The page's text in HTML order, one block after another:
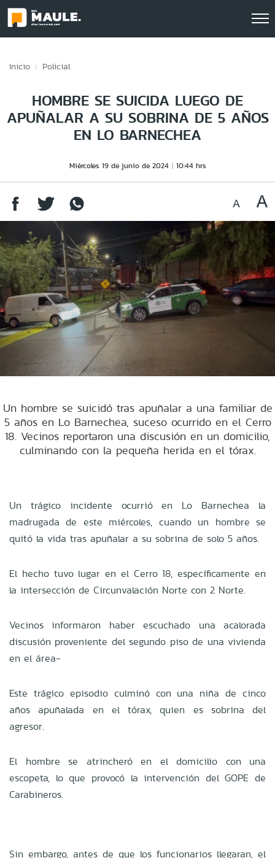
Inicio Policial
HOMBRE SE SUICIDA LUEGO DE
APUÑALAR A SU SOBRINA DE 5 AÑOS
EN LO BARNECHEA
Miércoles 19 de junio de 2024 10:44 hrs
Un hombre se suicidó tras apuñalar a una familiar de
5 años en Lo Barnechea, suceso ocurrido en el Cerro
18. Vecinos reportaron una discusión en un domicilio,
culminando con la pequeña herida en el tórax.
Un trágico incidente ocurrió en Lo Barnechea la
madrugada de este miércoles, cuando un hombre se
quitó la vida tras apuñalar a su sobrina de solo 5 años.
El hecho tuvo lugar en el Cerro 18, específicamente en
la intersección de Circunvalación Norte con 2 Norte.
Vecinos informaron haber escuchado una acalorada
discusión proveniente del segundo piso de una vivienda
en el área-
Este trágico episodio culminó con una niña de cinco
años apuñalada en el tórax, quien es sobrina del
agresor.
El hombre se atrincheró en el domicilio con una
escopeta, lo que provocó la intervención del GOPE de
Carabineros.
Sin embargo, antes de que los funcionarios llegaran, el